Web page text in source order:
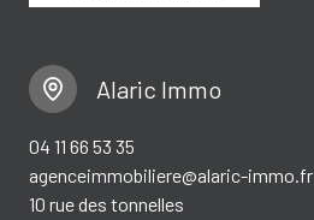
Alaric Immo
04 11 66 53 35
agenceimmobiliere@alaric-immo.fr
10 rue des tonnelles